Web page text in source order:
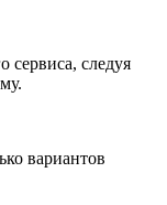
сервиса, следуя
вариантов